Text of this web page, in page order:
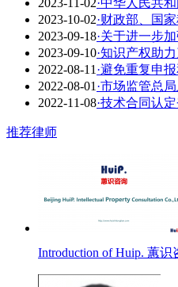
2023-10-02·财政部、国
2023-09-18·关于进一步
2023-09-10·知识产权助
2022-08-11 ·避免重复申
2022-08-01 ·市场监管总
2022-11-08·技术合同认
推荐律师
Introduction of Huip. 蕙识